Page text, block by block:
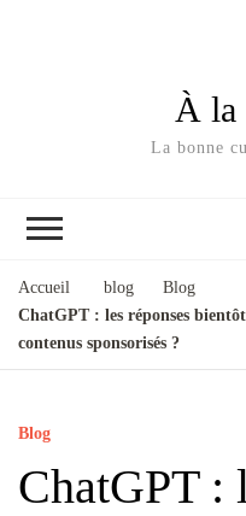
À la
La bonne
Accueil blog
Blog
ChatGPT : les réponses
contenus sponsorisés ?
Blog
ChatGPT :